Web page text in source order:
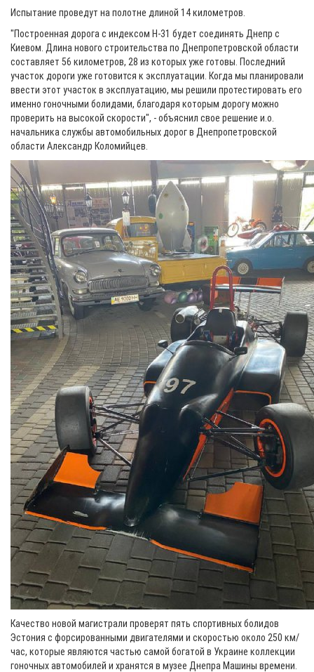
Испытание проведут на полотне длиной 14 километров.
"Построенная дорога с индексом Н-31 будет соединять Днепр с
Киевом. Длина нового строительства по Днепропетровской области
составляет 56 километров, 28 из которых уже готовы. Последний
участок дороги уже готовится к эксплуатации. Когда мы планировали
ввести этот участок в эксплуатацию, мы решили протестировать его
именно гоночными болидами, благодаря которым дорогу можно
проверить на высокой скорости", - объяснил свое решение и.о.
начальника службы автомобильных дорог в Днепропетровской
области Александр Коломийцев.
Качество новой магистрали проверят пять спортивных болидов
Эстония с форсированными двигателями и скоростью около 250 км/
час, которые являются частью самой богатой в Украине коллекции
гоночных автомобилей и хранятся в музее Днепра Машины времени.